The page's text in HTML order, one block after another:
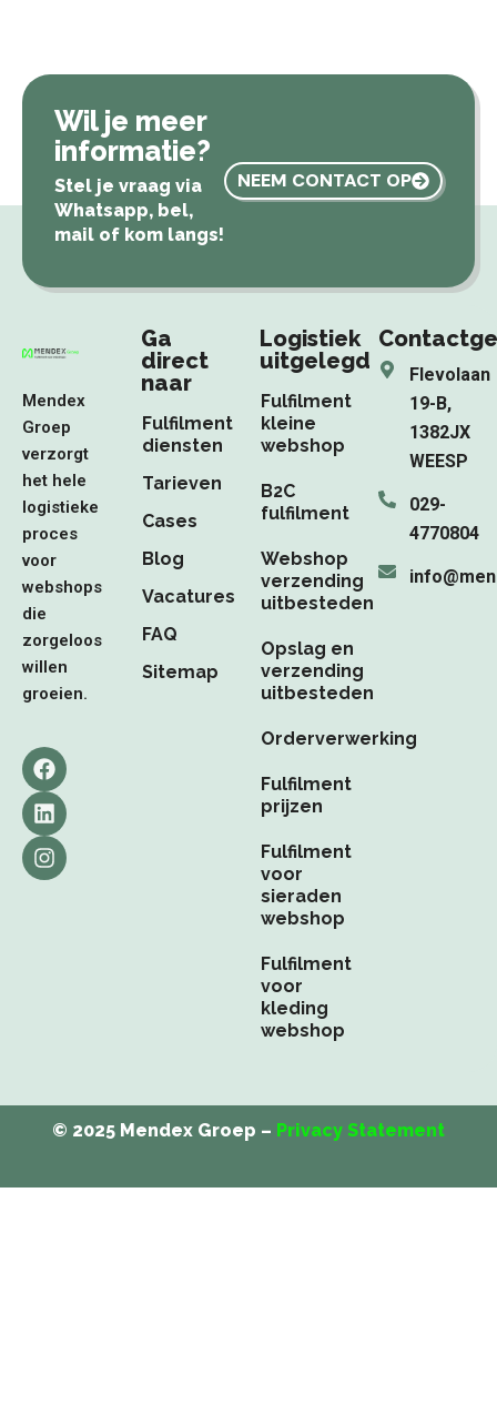
Wil je meer
informatie?
Stel je vraag via
Whatsapp, bel,
mail of kom langs!
NEEM CONTACT OP
Mendex
Groep
verzorgt
het hele
logistieke
proces
voor
webshops
die
zorgeloos
willen
groeien.
F
a
c
e
b
o
L
i
n
k
e
d
I
n
s
t
a
g
Ga
direct
naar
Fulfilment
diensten
Tarieven
Cases
Blog
Vacatures
FAQ
Sitemap
Logistiek
uitgelegd
Fulfilment
kleine
webshop
B2C
fulfilment
Webshop
verzending
uitbesteden
Opslag en
verzending
uitbesteden
Orderverwerking
Fulfilment
prijzen
Fulfilment
voor
sieraden
webshop
Fulfilment
voor
kleding
webshop
Flevolaan
19-B,
1382JX
WEESP
029-
4770804
© 2025 Mendex Groep – Privacy Statement